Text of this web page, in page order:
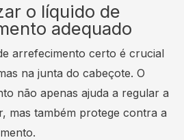
o líquido de
adequado
arrefecimento certo é crucial
na junta do cabeçote. O
não apenas ajuda a regular a
mas também protege contra a